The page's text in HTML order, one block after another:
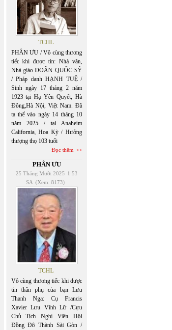
TCHL
PHÂN ƯU / Vô cùng thương
tiếc khi được tin: Nhà văn,
Nhà giáo DOÃN QUỐC SỸ
/ Pháp danh HẠNH TUỆ /
Sinh ngày 17 tháng 2 năm
1923 tại Hạ Yên Quyết, Hà
Đông,Hà Nội, Việt Nam. Đã
tạ thế vào ngày 14 tháng 10
năm 2025 / tại Anaheim
California, Hoa Kỳ / Hưởng
thượng thọ 103 tuổi
Đọc thêm
PHÂN ƯU
25 Tháng Mười 2025 1:53
SA (Xem: 8173)
TCHL
Vô cùng thương tiếc khi được
tin thân phụ của bạn Lưu
Thanh Nga: Cụ Francis
Xavier Lưu Vĩnh Lữ /Cựu
Chủ Tịch Nghị Viên Hội
Đồng Đô Thành Sài Gòn /